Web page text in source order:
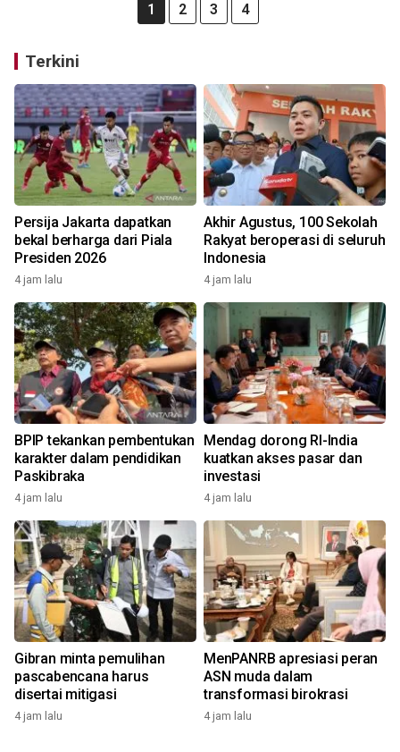
1 2 3 4
Terkini
Persija Jakarta dapatkan
bekal berharga dari Piala
Presiden 2026
4 jam lalu
Akhir Agustus, 100 Sekolah
Rakyat beroperasi di seluruh
Indonesia
4 jam lalu
BPIP tekankan pembentukan
karakter dalam pendidikan
Paskibraka
4 jam lalu
Mendag dorong RI-India
kuatkan akses pasar dan
investasi
4 jam lalu
Gibran minta pemulihan
pascabencana harus
disertai mitigasi
4 jam lalu
MenPANRB apresiasi peran
ASN muda dalam
transformasi birokrasi
4 jam lalu